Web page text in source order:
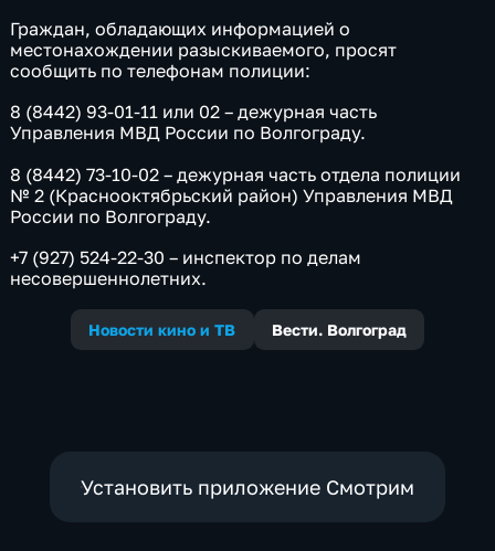
Граждан, обладающих информацией о
местонахождении разыскиваемого, просят
сообщить по телефонам полиции:
8 (8442) 93-01-11 или 02 – дежурная часть
Управления МВД России по Волгограду.
8 (8442) 73-10-02 – дежурная часть отдела полиции
№ 2 (Краснооктябрьский район) Управления МВД
России по Волгограду.
+7 (927) 524-22-30 – инспектор по делам
несовершеннолетних.
Новости кино и ТВ Вести. Волгоград
Установить приложение Смотрим